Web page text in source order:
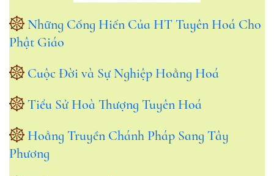
Những Cống Hiến Của HT Tuyên Hoá Cho
Phật Giáo
Cuộc Đời và Sự Nghiệp Hoằng Hoá
Tiểu Sử Hoà Thượng Tuyên Hoá
Hoằng Truyền Chánh Pháp Sang Tây
Phương